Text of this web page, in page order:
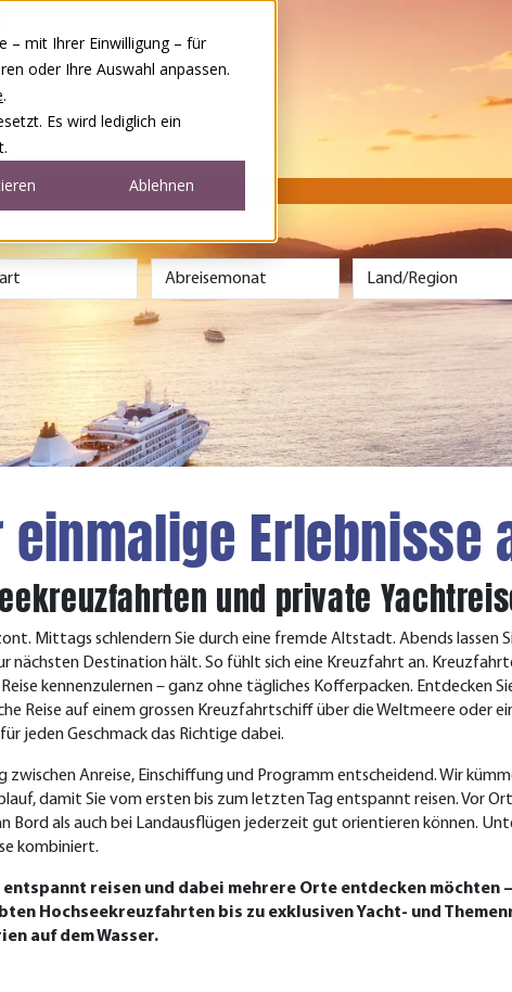
– mit Ihrer Einwilligung – für
oder Ihre Auswahl anpassen.
.
Es wird lediglich ein
Ablehnen
Erlebnisse
und private
Mittags schlendern Sie durch eine fremde Altstadt. Abends lassen
nächsten Destination hält. So fühlt sich eine Kreuzfahrt an.
kennenzulernen – ganz ohne tägliches Kofferpacken. Entdecken
Reise auf einem grossen Kreuzfahrtschiff über die Weltmeere oder
jeden Geschmack das Richtige dabei.
Anreise, Einschiffung und Programm entscheidend. Wir
damit Sie vom ersten bis zum letzten Tag entspannt reisen. Vor
Bord als auch bei Landausflügen jederzeit gut orientieren können.
kombiniert.
reisen und dabei mehrere Orte entdecken möchten
Hochseekreuzfahrten bis zu exklusiven Yacht- und
auf dem Wasser.